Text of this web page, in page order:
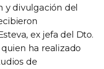
y divulgación del
ex jefa del Dto.
ha realizado
de